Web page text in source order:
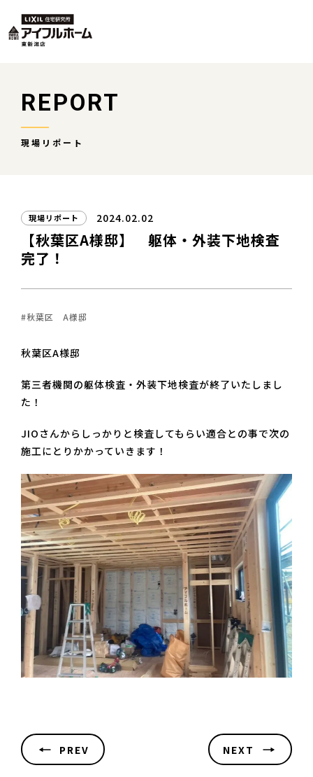
REPORT
現場リポート
現場リポート 2024.02.02
【秋葉区A様邸】 躯体・外装下地検査
完了！
#秋葉区 A様邸
秋葉区A様邸
第三者機関の躯体検査・外装下地検査が終了いたしまし
た！
JIOさんからしっかりと検査してもらい適合との事で次の
施工にとりかかっていきます！
PREV NEXT